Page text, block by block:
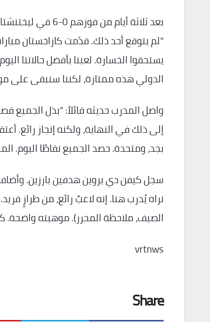
بعد ثلاثة أيام
يستحقوا الخسارة. لعبنا بأفضل حالاتنا
الدولي هذه ممتازة، لكننا سنبقى على
واصل المدرب حديثه قائلاً: “بذل الجميع
إلى ذلك في النهاية، ولكنه إنجاز رائع.
بجد، ومتحدة. حصد الجميع نقاطًا اليوم.
نراه يُدرب هنا. إنه لاعبٌ رائع، من طرازٍ
الصيف، ملاحظة المحرر). موهبته واضحة.
vrtnws
Share